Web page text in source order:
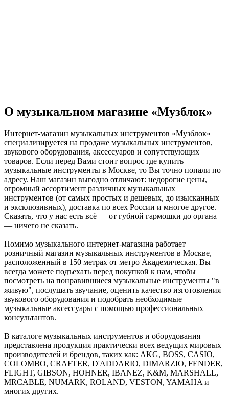
О музыкальном магазине «Музблок»
Интернет-магазин музыкальных инструментов «Музблок»
специализируется на продаже музыкальных инструментов,
звукового оборудования, аксессуаров и сопутствующих
товаров. Если перед Вами стоит вопрос где купить
музыкальные инструменты в Москве, то Вы точно попали по
адресу. Наш магазин выгодно отличают: недорогие цены,
огромный ассортимент различных музыкальных
инструментов (от самых простых и дешевых, до изысканных
и эксклюзивных), доставка по всех России и многое другое.
Сказать, что у нас есть всё — от губной гармошки до органа
— ничего не сказать.
Помимо музыкального интернет-магазина работает
розничный магазин музыкальных инструментов в Москве,
расположенный в 150 метрах от метро Академическая. Вы
всегда можете подъехать перед покупкой к нам, чтобы
посмотреть на понравившиеся музыкальные инструменты "в
живую", послушать звучание, оценить качество изготовления
звукового оборудования и подобрать необходимые
музыкальные аксессуары с помощью профессиональных
консультантов.
В каталоге музыкальных инструментов и оборудования
представлена продукция практически всех ведущих мировых
производителей и брендов, таких как: AKG, BOSS, CASIO,
COLOMBO, CRAFTER, D'ADDARIO, DIMARZIO, FENDER,
FLIGHT, GIBSON, HOHNER, IBANEZ, K&M, MARSHALL,
MRCABLE, NUMARK, ROLAND, VESTON, YAMAHA и
многих других.